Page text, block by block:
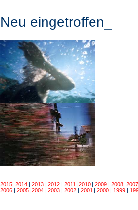
Neu eingetroffen_
2015| 2014 | 2013 | 2012 | 2011 |2010 | 2009 | 2008| 2007
2006 | 2005 |2004 | 2003 | 2002 | 2001 | 2000 | 1999 |